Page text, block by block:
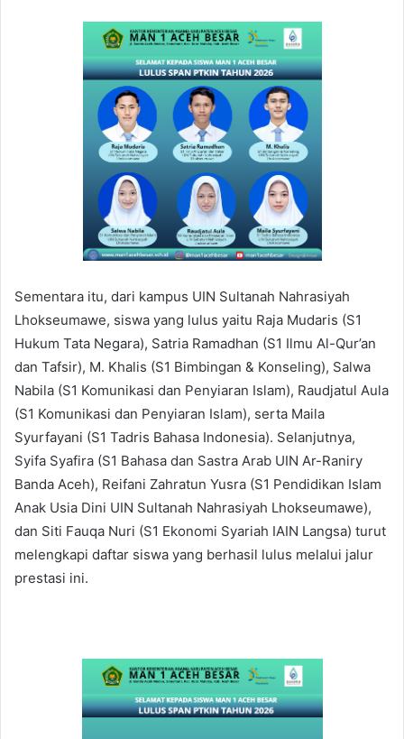
Sementara itu, dari kampus UIN Sultanah Nahrasiyah
Lhokseumawe, siswa yang lulus yaitu Raja Mudaris (S1
Hukum Tata Negara), Satria Ramadhan (S1 Ilmu Al-Qur’an
dan Tafsir), M. Khalis (S1 Bimbingan & Konseling), Salwa
Nabila (S1 Komunikasi dan Penyiaran Islam), Raudjatul Aula
(S1 Komunikasi dan Penyiaran Islam), serta Maila
Syurfayani (S1 Tadris Bahasa Indonesia). Selanjutnya,
Syifa Syafira (S1 Bahasa dan Sastra Arab UIN Ar-Raniry
Banda Aceh), Reifani Zahratun Yusra (S1 Pendidikan Islam
Anak Usia Dini UIN Sultanah Nahrasiyah Lhokseumawe),
dan Siti Fauqa Nuri (S1 Ekonomi Syariah IAIN Langsa) turut
melengkapi daftar siswa yang berhasil lulus melalui jalur
prestasi ini.